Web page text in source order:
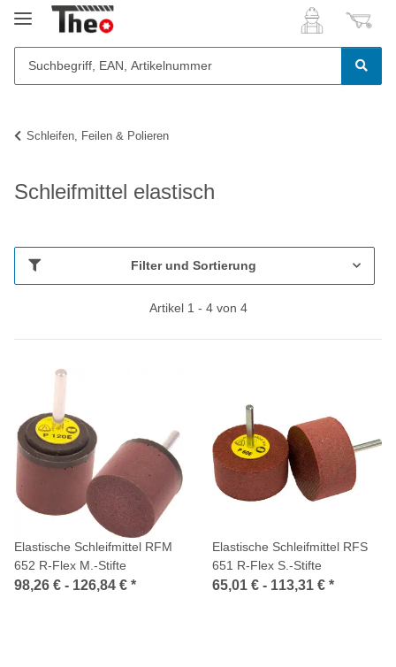
Schleifen, Feilen & Polieren
Schleifmittel elastisch
Filter und Sortierung
Artikel 1 - 4 von 4
Elastische Schleifmittel RFM
652 R-Flex M.-Stifte
98,26 € - 126,84 € *
Elastische Schleifmittel RFS
651 R-Flex S.-Stifte
65,01 € - 113,31 € *